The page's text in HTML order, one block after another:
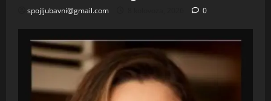
spojljubavni@gmail.com 0